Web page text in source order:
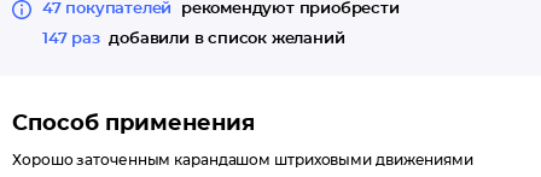
47 покупателей
рекомендуют приобрести
147 раз добавили в список желаний
Способ применения
Хорошо заточенным карандашом штриховыми движениями